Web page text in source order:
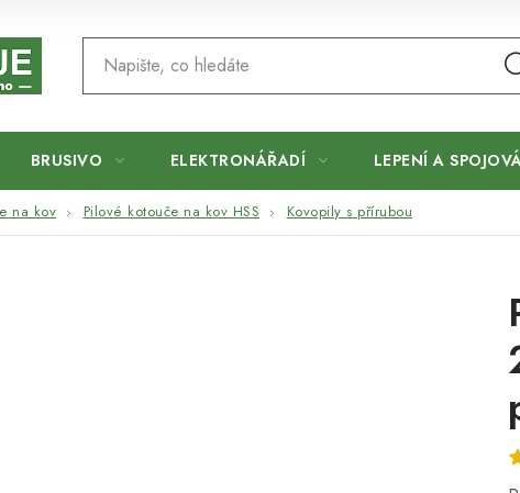
BRUSIVO ELEKTRONÁŘADÍ LEPENÍ A
na kov Pilové kotouče na kov HSS Kovopily s přírubou